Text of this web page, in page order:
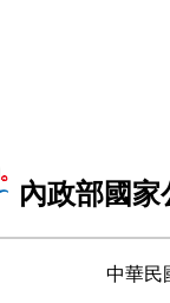
內政部國
中華民